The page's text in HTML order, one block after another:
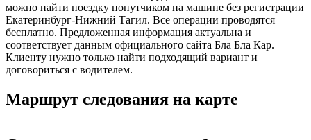
можно найти поездку попутчиком на машине без регистрации
Екатеринбург-Нижний Тагил. Все операции проводятся
бесплатно. Предложенная информация актуальна и
соответствует данным официального сайта Бла Бла Кар.
Клиенту нужно только найти подходящий вариант и
договориться с водителем.
Маршрут следования на карте